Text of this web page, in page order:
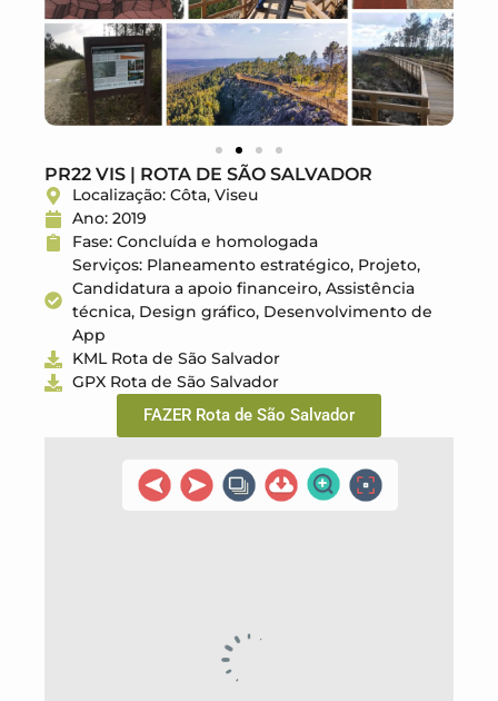
PR22 VIS | ROTA DE SÃO SALVADOR
Localização: Côta, Viseu
Ano: 2019
Fase: Concluída e homologada
Serviços: Planeamento estratégico, Projeto,
Candidatura a apoio financeiro, Assistência
técnica, Design gráfico, Desenvolvimento de
App
KML Rota de São Salvador
GPX Rota de São Salvador
FAZER Rota de São Salvador